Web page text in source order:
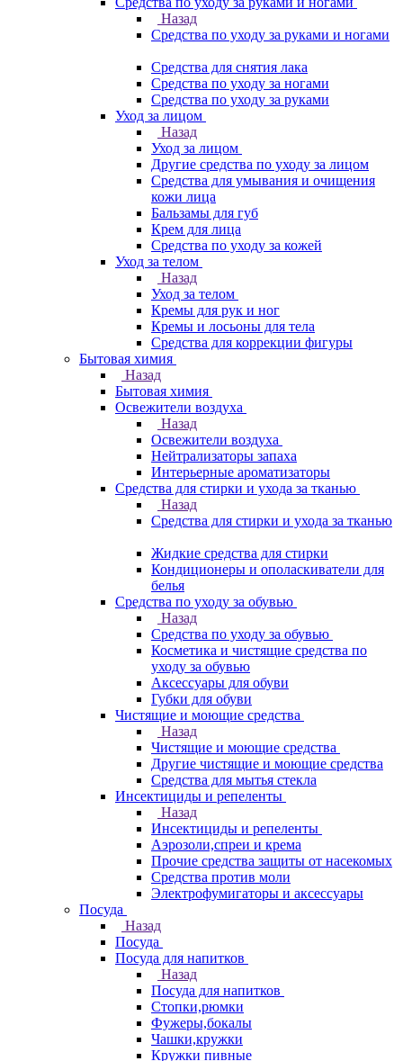
Назад
Средства по уходу за руками и ногами
Средства для снятия лака
Средства по уходу за ногами
Средства по уходу за руками
Уход за лицом
Назад
Уход за лицом
Другие средства по уходу за лицом
Средства для умывания и очищения
кожи лица
Бальзамы для губ
Крем для лица
Средства по уходу за кожей
Уход за телом
Назад
Уход за телом
Кремы для рук и ног
Кремы и лосьоны для тела
Средства для коррекции фигуры
Бытовая химия
Назад
Бытовая химия
Освежители воздуха
Назад
Освежители воздуха
Нейтрализаторы запаха
Интерьерные ароматизаторы
Средства для стирки и ухода за тканью
Назад
Средства для стирки и ухода за тканью
Жидкие средства для стирки
Кондиционеры и ополаскиватели для
белья
Средства по уходу за обувью
Назад
Средства по уходу за обувью
Косметика и чистящие средства по
уходу за обувью
Аксессуары для обуви
Губки для обуви
Чистящие и моющие средства
Назад
Чистящие и моющие средства
Другие чистящие и моющие средства
Средства для мытья стекла
Инсектициды и репеленты
Назад
Инсектициды и репеленты
Аэрозоли,спреи и крема
Прочие средства защиты от насекомых
Средства против моли
Электрофумигаторы и аксессуары
Посуда
Назад
Посуда
Посуда для напитков
Назад
Посуда для напитков
Стопки,рюмки
Фужеры,бокалы
Чашки,кружки
Кружки пивные